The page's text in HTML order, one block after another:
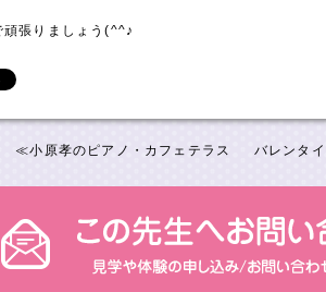
頑張りましょう(^^♪
≪小原孝のピアノ・カフェテラス バレンタ